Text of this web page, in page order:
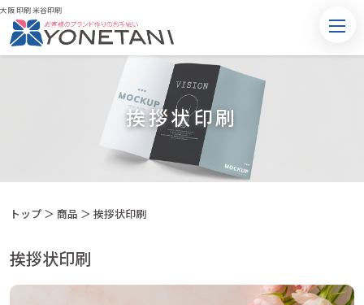
大阪 印刷 米谷印刷
挨拶状印刷
トップ ＞ 商品 ＞ 挨拶状印刷
挨拶状印刷